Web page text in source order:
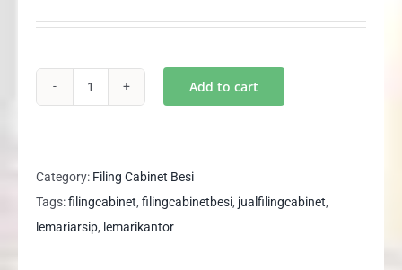
Arsip
Filing
Cabinet
Add to cart
Category: Filing Cabinet Besi
Tags:filingcabinet, filingcabinetbesi, jualfilingcabinet,
lemariarsip, lemarikantor